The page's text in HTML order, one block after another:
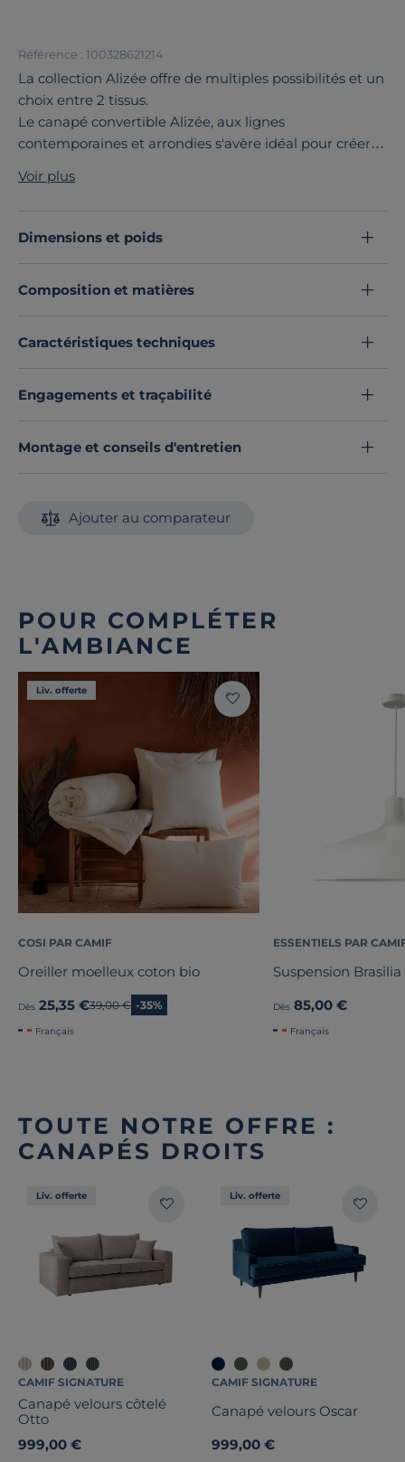
Référence : 100328621214
La collection Alizée offre de multiples possibilités et un
choix entre 2 tissus.
Le canapé convertible Alizée, aux lignes
contemporaines et arrondies s'avère idéal pour créer
Vous apprécierez son excellent confort d’assise.
La collection Alizée est déclinée en canapé grand 2
places, 3 places et grand 3 places, fixe ou convertible,
ou tissu recyclé.
Découvrez toute notre sélection :Canapés droits
Voir plus
Dimensions et poids
Composition et matières
Caractéristiques techniques
Engagements et traçabilité
Montage et conseils d'entretien
Ajouter au comparateur
POUR COMPLÉTER
L'AMBIANCE
Liv. offerte
COSI PAR CAMIF
Oreiller moelleux coton bio
Dès 25,35 €Ancien prix
39,00 € -35%
Français
ESSENTIELS PAR
Suspension
Dès 85,00 €
Français
TOUTE NOTRE OFFRE :
CANAPÉS DROITS
Liv. offerte
CAMIF SIGNATURE
Canapé velours côtelé
Otto
999,00 €
Liv. offerte
CAMIF SIGNATURE
Canapé velours Oscar
999,00 €